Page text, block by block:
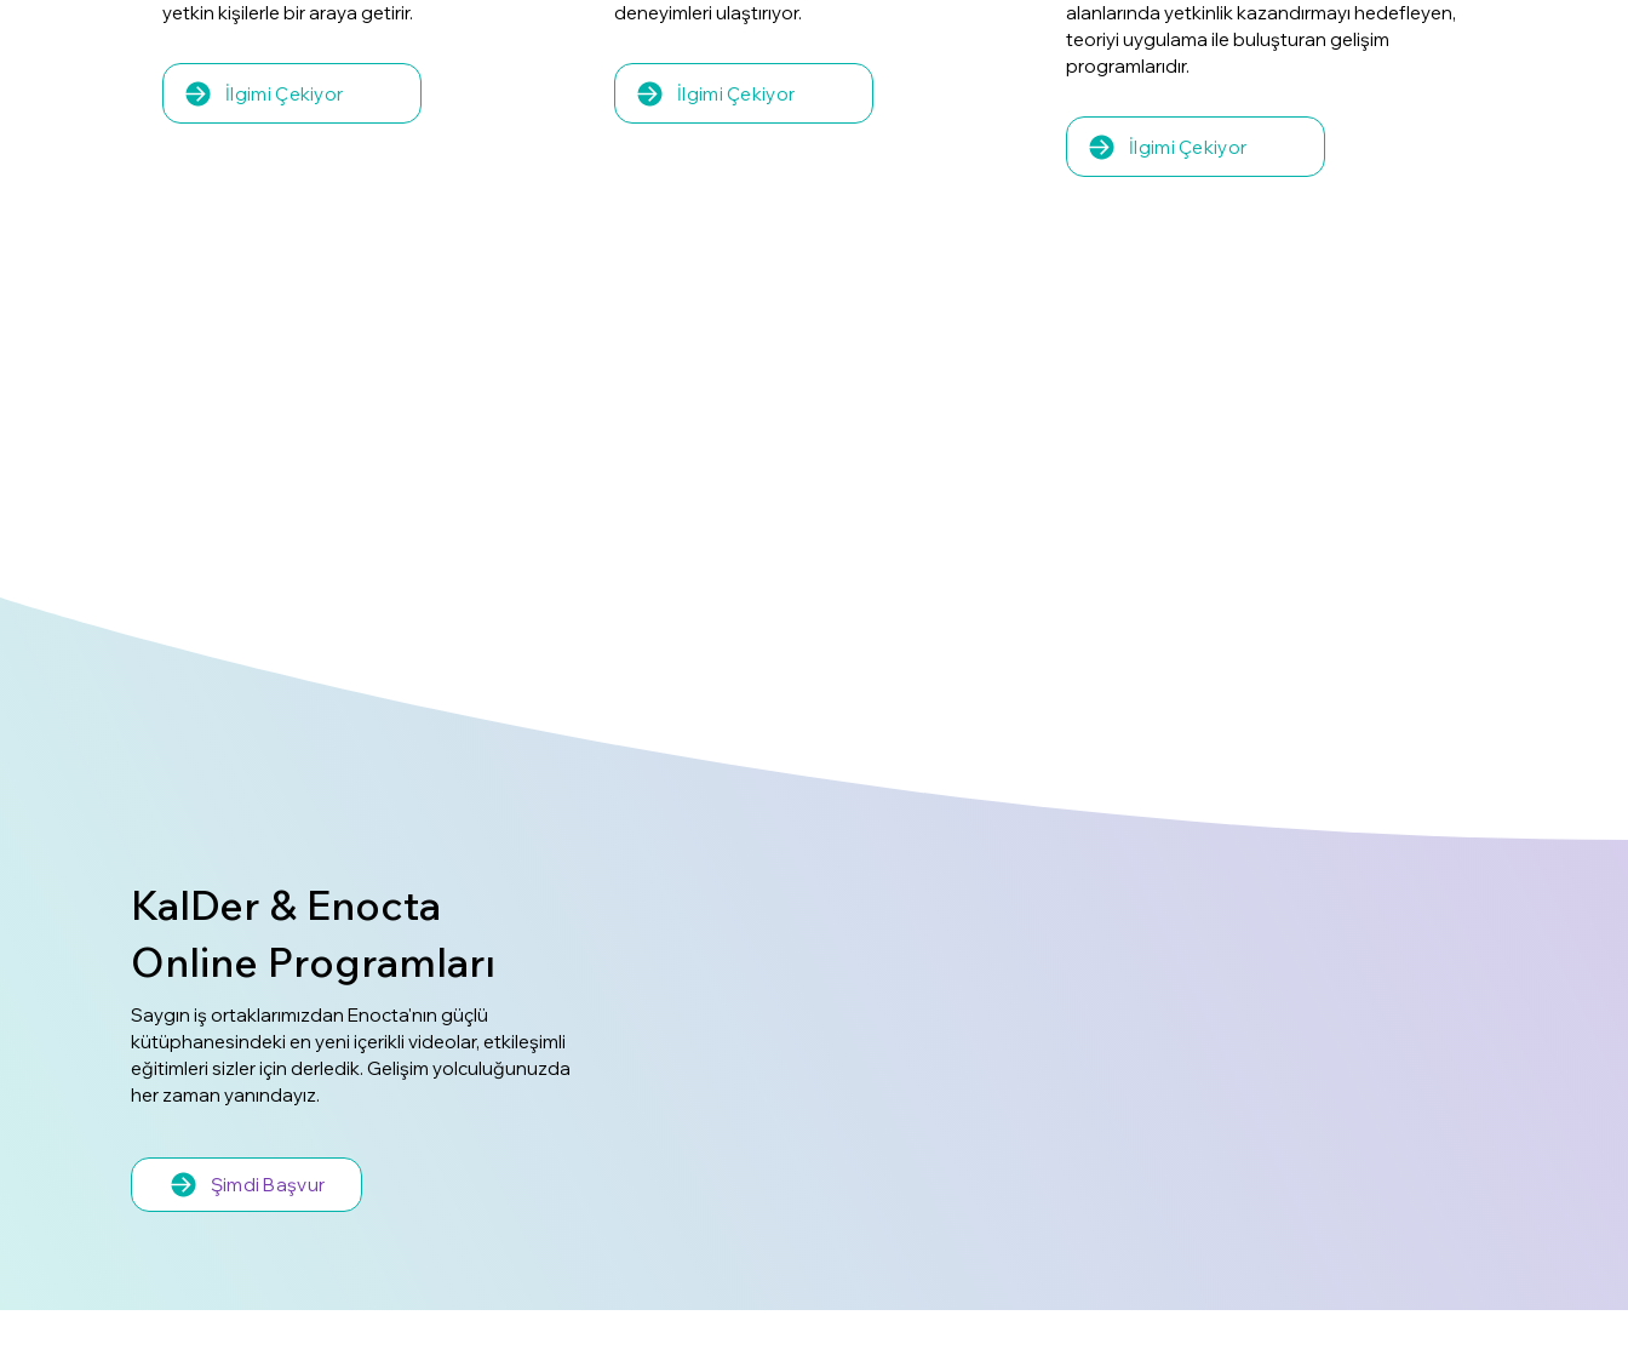
alanlarında yetkinlik kazandırmayı hedefleyen,
teoriyi uygulama ile buluşturan gelişim
programlarıdır.
İlgimi Çekiyor
deneyimleri ulaştırıyor.
İlgimi Çekiyor
yetkin kişilerle bir araya getirir.
İlgimi Çekiyor
KalDer & Enocta
Online Programları
Saygın iş ortaklarımızdan Enocta'nın güçlü
kütüphanesindeki en yeni içerikli videolar, etkileşimli
eğitimleri sizler için derledik. Gelişim yolculuğunuzda
her zaman yanındayız.
Şimdi Başvur